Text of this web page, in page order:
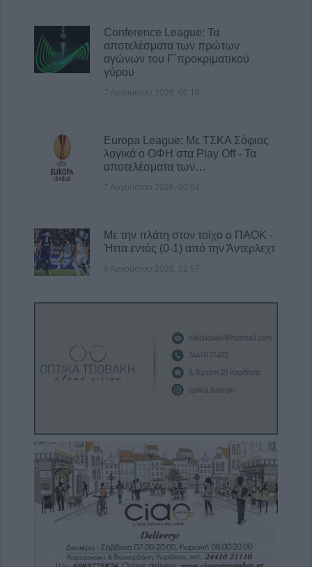
Conference League: Τα
αποτελέσματα των πρώτων
αγώνων του Γ΄προκριματικού
γύρου
7 Αυγούστου 2026, 00:10
Europa League: Με ΤΣΚΑ Σόφιας
λογικά ο ΟΦΗ στα Play Off - Τα
αποτελέσματα των…
7 Αυγούστου 2026, 00:04
Με την πλάτη στον τοίχο ο ΠΑΟΚ -
Ήττα εντός (0-1) από την Άντερλεχτ
6 Αυγούστου 2026, 22:57